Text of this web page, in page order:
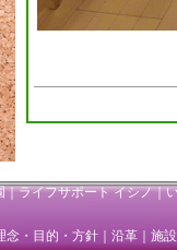
｜ライフサポート イシノ｜
念・目的・方針 沿革 施